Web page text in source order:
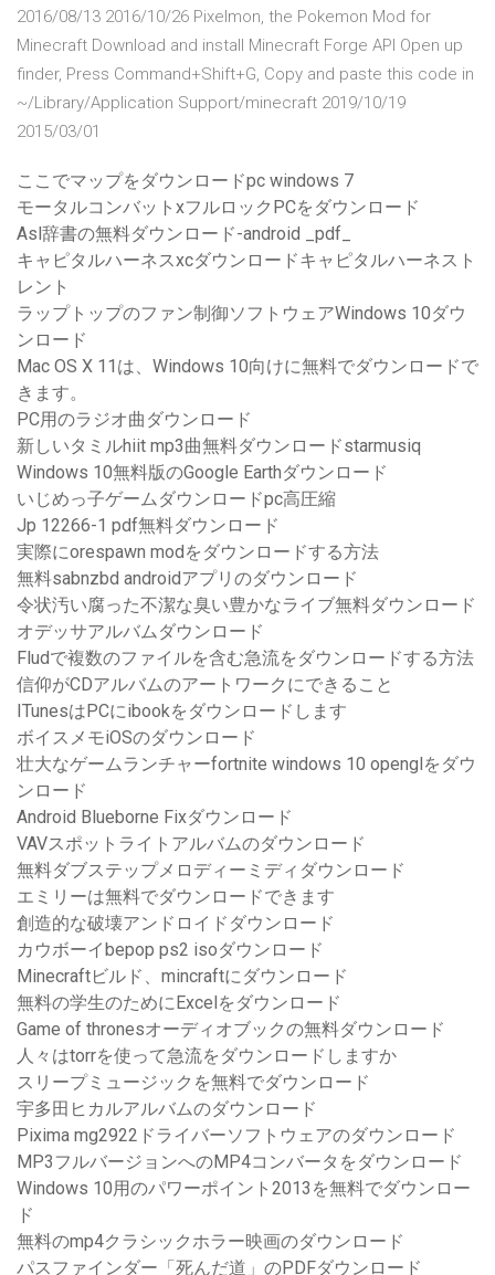
2016/08/13 2016/10/26 Pixelmon, the Pokemon Mod for
Minecraft Download and install Minecraft Forge API Open up
finder, Press Command+Shift+G, Copy and paste this code in
~/Library/Application Support/minecraft 2019/10/19
2015/03/01
ここでマップをダウンロードpc windows 7
モータルコンバットxフルロックPCをダウンロード
Asl辞書の無料ダウンロード-android _pdf_
キャピタルハーネスxcダウンロードキャピタルハーネスト
レント
ラップトップのファン制御ソフトウェアWindows 10ダウ
ンロード
Mac OS X 11は、Windows 10向けに無料でダウンロードで
きます。
PC用のラジオ曲ダウンロード
新しいタミルhiit mp3曲無料ダウンロードstarmusiq
Windows 10無料版のGoogle Earthダウンロード
いじめっ子ゲームダウンロードpc高圧縮
Jp 12266-1 pdf無料ダウンロード
実際にorespawn modをダウンロードする方法
無料sabnzbd androidアプリのダウンロード
令状汚い腐った不潔な臭い豊かなライブ無料ダウンロード
オデッサアルバムダウンロード
Fludで複数のファイルを含む急流をダウンロードする方法
信仰がCDアルバムのアートワークにできること
ITunesはPCにibookをダウンロードします
ボイスメモiOSのダウンロード
壮大なゲームランチャーfortnite windows 10 openglをダウ
ンロード
Android Blueborne Fixダウンロード
VAVスポットライトアルバムのダウンロード
無料ダブステップメロディーミディダウンロード
エミリーは無料でダウンロードできます
創造的な破壊アンドロイドダウンロード
カウボーイbepop ps2 isoダウンロード
Minecraftビルド、mincraftにダウンロード
無料の学生のためにExcelをダウンロード
Game of thronesオーディオブックの無料ダウンロード
人々はtorrを使って急流をダウンロードしますか
スリープミュージックを無料でダウンロード
宇多田ヒカルアルバムのダウンロード
Pixima mg2922ドライバーソフトウェアのダウンロード
MP3フルバージョンへのMP4コンバータをダウンロード
Windows 10用のパワーポイント2013を無料でダウンロー
ド
無料のmp4クラシックホラー映画のダウンロード
パスファインダー「死んだ道」のPDFダウンロード